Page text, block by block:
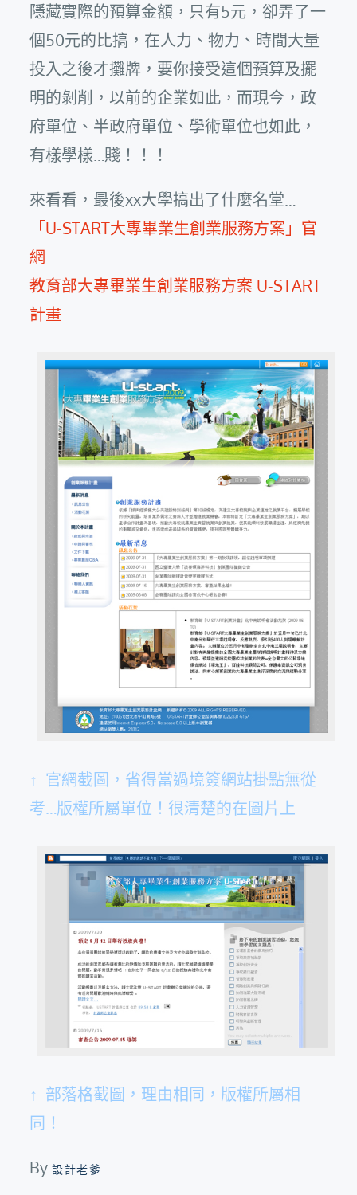
隱藏實際的預算金額，只有5元，卻弄了一
個50元的比搞，在人力、物力、時間大量
投入之後才攤牌，要你接受這個預算及擺
明的剝削，以前的企業如此，而現今，政
府單位、半政府單位、學術單位也如此，
有樣學樣…賤！！！
來看看，最後xx大學搞出了什麼名堂…
「U-START大專畢業生創業服務方案」官
網
教育部大專畢業生創業服務方案 U-START
計畫
↑ 官網截圖，省得當過境簽網站掛點無從
考…版權所屬單位！很清楚的在圖片上
↑ 部落格截圖，理由相同，版權所屬相
同！
By設計老爹